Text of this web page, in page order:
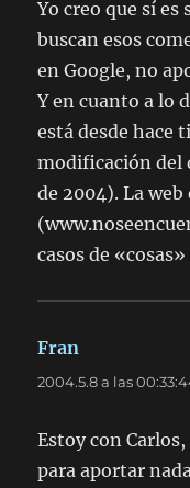
Yo creo que sí
buscan esos
en Google, no
Y en cuanto a lo
está desde hace
modificación del
de 2004). La
casos de
Fran
2004.5.8 a las
Estoy con
para aportar